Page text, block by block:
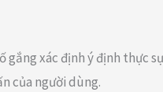
gắng xác định ý định thực sự
của người dùng.